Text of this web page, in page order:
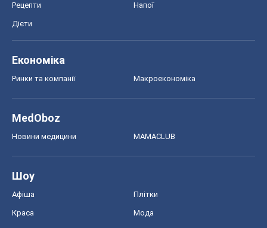
Рецепти Напої
Дієти
Економіка
Ринки та компанії Макроекономіка
MedOboz
Новини медицини MAMACLUB
Шоу
Афіша Плітки
Краса Мода